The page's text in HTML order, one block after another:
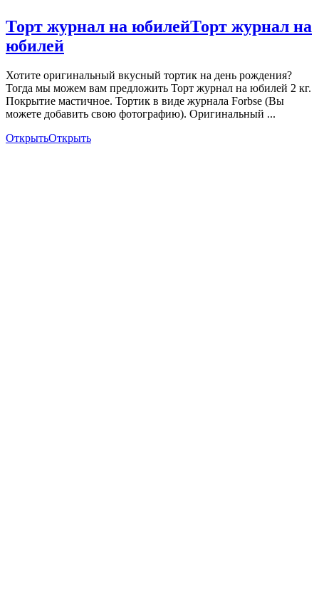
Торт журнал на юбилейТорт журнал на
юбилей
Хотите оригинальный вкусный тортик на день рождения?
Тогда мы можем вам предложить Торт журнал на юбилей 2 кг.
Покрытие мастичное. Тортик в виде журнала Forbse (Вы
можете добавить свою фотографию). Оригинальный ...
ОткрытьОткрыть